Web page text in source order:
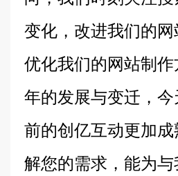
变化，改进我们的网
优化我们的网站制作
年的发展与变迁，
前的创亿互动更加成
解您的需求，能为与